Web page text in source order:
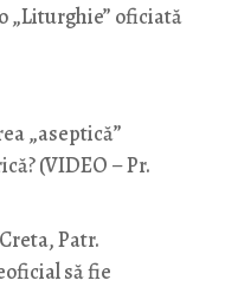
„Liturghie” oficiată
„aseptică”
(VIDEO – Pr.
Patr.
să fie